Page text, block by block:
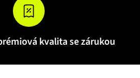
kvalita se zárukou